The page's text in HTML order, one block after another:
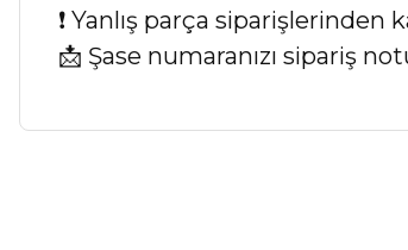
❗ Yanlış parça
📩 Şase numaranızı sipariş